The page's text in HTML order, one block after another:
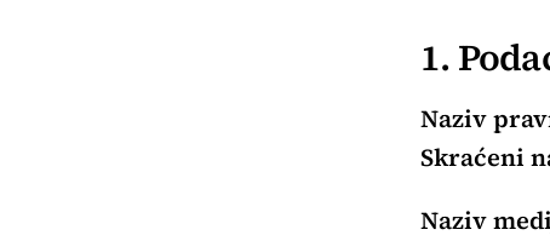
1.
Naziv
Skraćeni
Naziv